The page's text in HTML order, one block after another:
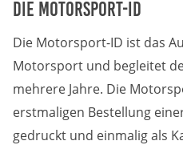
Die Motorsport-ID
Die Motorsport-ID ist das
Motorsport und begleitet
mehrere Jahre. Die
erstmaligen Bestellung
gedruckt und einmalig als